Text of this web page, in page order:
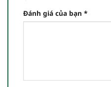
Đánh giá của bạn *